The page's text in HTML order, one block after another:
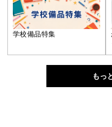
学校備品特集
もっ